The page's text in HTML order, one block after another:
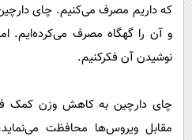
که داریم مصرف می‌‌کنیم. چای
و آن را گهگاه مصرف می‌کرده‌ایم.
نوشیدن آن فکرکنیم.
چای دارچین به کاهش وزن کمک
مقابل ویروس‌ها محافظت